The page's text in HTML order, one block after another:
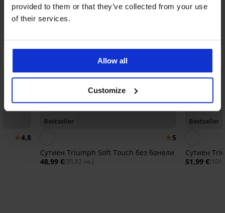
provided to them or that they’ve collected from your use
of their services.
Allow all
Customize
4,8
Bestseller
5
Сутиен Triumph Soft Touch без банели
48,99 €(95,82 лв.)
Bestseller
Сутиен
51,99 €